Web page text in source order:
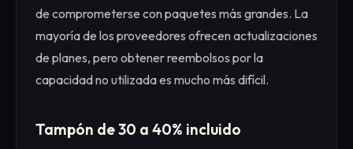
de comprometerse con paquetes más grandes. La
mayoría de los proveedores ofrecen actualizaciones
de planes, pero obtener reembolsos por la
capacidad no utilizada es mucho más difícil.
Tampón de 30 a 40% incluido